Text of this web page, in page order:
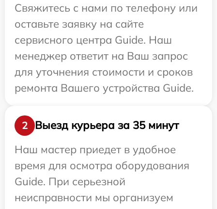
Свяжитесь с нами по телефону или
оставьте заявку на сайте
сервисного центра Guide. Наш
менеджер ответит на Ваш запрос
для уточнения стоимости и сроков
ремонта Вашего устройства Guide.
2
Выезд курьера за 35 минут
Наш мастер приедет в удобное
время для осмотра оборудования
Guide. При серьезной
неисправности мы организуем